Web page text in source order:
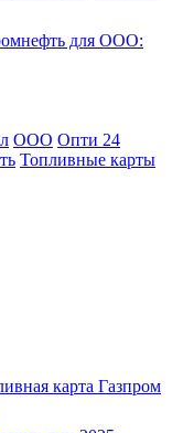
для ООО:
ООО Опти 24
Топливные карты
карта Газпром